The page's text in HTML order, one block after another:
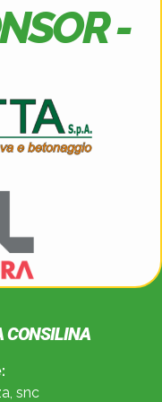
-
CONSILINA
snc